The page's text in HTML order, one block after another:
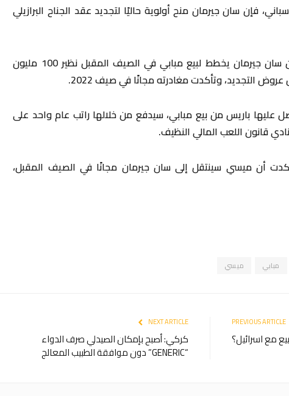
فإن سان جيرمان منح أولوية حاليًا لتجديد عقد الجناح البرازيلي
وأشار البرنامج الإسباني إلى أن سان جيرمان يخطط لبيع مبابي في الصيف المقبل نظير 100 مليون
التجديد، وتأكدت مغادرته مجانًا في صيف 2022.
عليها باريس من بيع مبابي، سيدفع من خلالها راتب عام واحد على
قانون اللعب المالي النظيف.
أكدت أن ميسي سينتقل إلى سان جيرمان مجانًا في الصيف المقبل،
مبابي ميسي
مع اسرائيل؟
NEXT ARTICLE
كركي: أصبح بإمكان الصيدلي صرف الدواء
“GENERIC” دون موافقة الطبيب المعالج